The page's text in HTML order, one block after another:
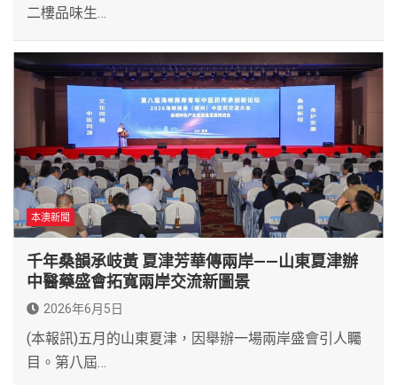
二樓品味生…
本澳新聞
千年桑韻承岐黃 夏津芳華傳兩岸——山東夏津辦
中醫藥盛會拓寬兩岸交流新圖景
2026年6月5日
(本報訊)五月的山東夏津，因舉辦一場兩岸盛會引人矚
目。第八屆…